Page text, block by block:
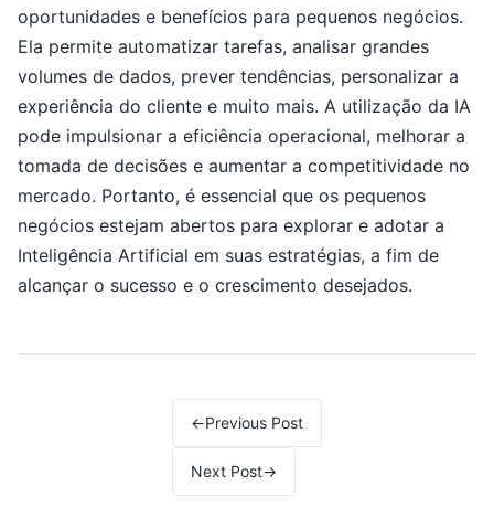
oportunidades e benefícios para pequenos negócios.
Ela permite automatizar tarefas, analisar grandes
volumes de dados, prever tendências, personalizar a
experiência do cliente e muito mais. A utilização da IA
pode impulsionar a eficiência operacional, melhorar a
tomada de decisões e aumentar a competitividade no
mercado. Portanto, é essencial que os pequenos
negócios estejam abertos para explorar e adotar a
Inteligência Artificial em suas estratégias, a fim de
alcançar o sucesso e o crescimento desejados.
Post navigation
←Previous Post
Next Post→